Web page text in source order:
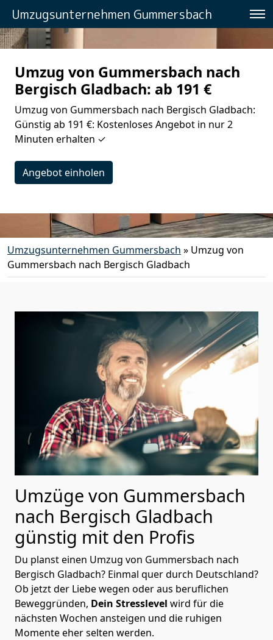
Umzugsunternehmen Gummersbach
Umzug von Gummersbach nach
Bergisch Gladbach: ab 191 €
Umzug von Gummersbach nach Bergisch Gladbach:
Günstig ab 191 €: Kostenloses Angebot in nur 2
Minuten erhalten ✓
Angebot einholen
Umzugsunternehmen Gummersbach » Umzug von
Gummersbach nach Bergisch Gladbach
Umzüge von Gummersbach
nach Bergisch Gladbach
günstig mit den Profis
Du planst einen Umzug von Gummersbach nach
Bergisch Gladbach? Einmal quer durch Deutschland?
Ob jetzt der Liebe wegen oder aus beruflichen
Beweggründen, Dein Stresslevel wird für die
nächsten Wochen ansteigen und die ruhigen
Momente eher selten werden.